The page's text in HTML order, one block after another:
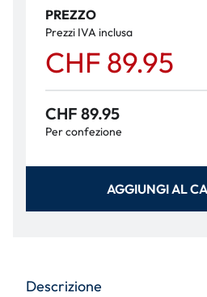
PREZZO
Prezzi IVA inclusa
CHF 89.95
CHF 89.95
Per confezione
AGGIUNGI AL
Descrizione